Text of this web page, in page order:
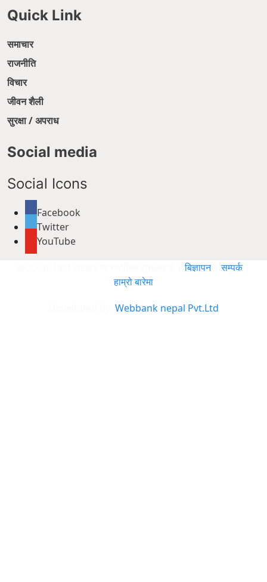
Quick Link
समाचार
राजनीति
विचार
जीवन शैली
सुरक्षा / अपराध
Social media
Social Icons
Facebook
Twitter
YouTube
© 2026: Fast news मा सर्वाधिक सुरक्षित छ ।बिज्ञापन|सम्पर्क
हाम्रो बारेमा
Webbank nepal Pvt.Ltd